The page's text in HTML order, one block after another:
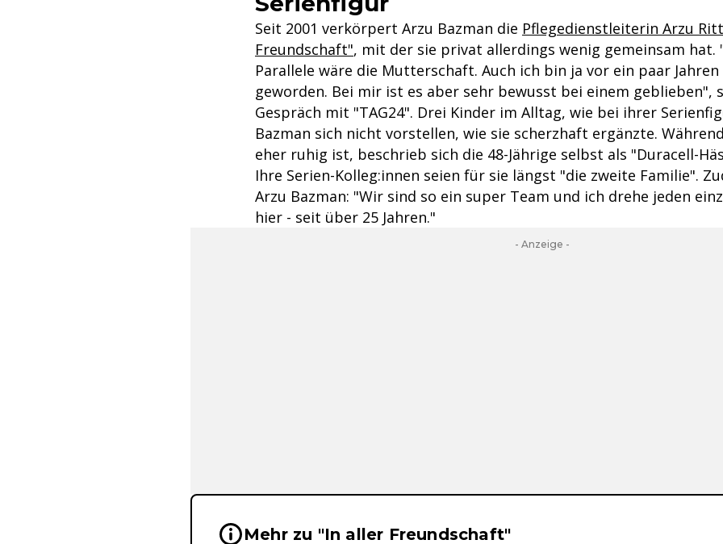
Seit 2001 verkörpert Arzu Bazman die Pflegedienstleiterin Arzu
Freundschaft", mit der sie privat allerdings wenig gemeinsam hat.
Parallele wäre die Mutterschaft. Auch ich bin ja vor ein paar Jahren
geworden. Bei mir ist es aber sehr bewusst bei einem geblieben",
Gespräch mit "TAG24". Drei Kinder im Alltag, wie bei ihrer
Bazman sich nicht vorstellen, wie sie scherzhaft ergänzte.
eher ruhig ist, beschrieb sich die 48-Jährige selbst als "Duracell-
Ihre Serien-Kolleg:innen seien für sie längst "die zweite Familie".
Arzu Bazman: "Wir sind so ein super Team und ich drehe jeden
hier - seit über 25 Jahren."
- Anzeige -
Wichtige Hinweise & Informationen zum Inhalt
Mehr zu "In aller Freundschaft"